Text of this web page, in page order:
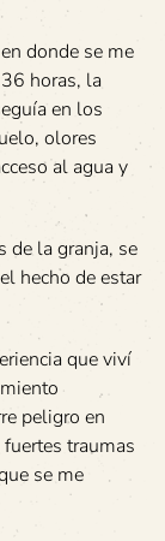
donde se me
horas, la
en los
olores
al agua y
de la granja, se
hecho de estar
que viví
peligro en
traumas
se me